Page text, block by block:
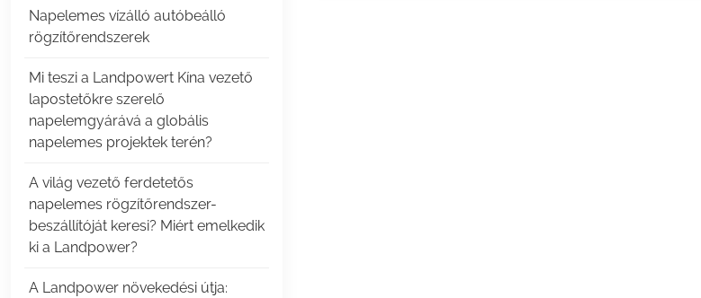
Napelemes vízálló autóbeálló
rögzítőrendszerek
Mi teszi a Landpowert Kína vezető
lapostetőkre szerelő
napelemgyárává a globális
napelemes projektek terén?
A világ vezető ferdetetős
napelemes rögzítőrendszer-
beszállítóját keresi? Miért emelkedik
ki a Landpower?
A Landpower növekedési útja: